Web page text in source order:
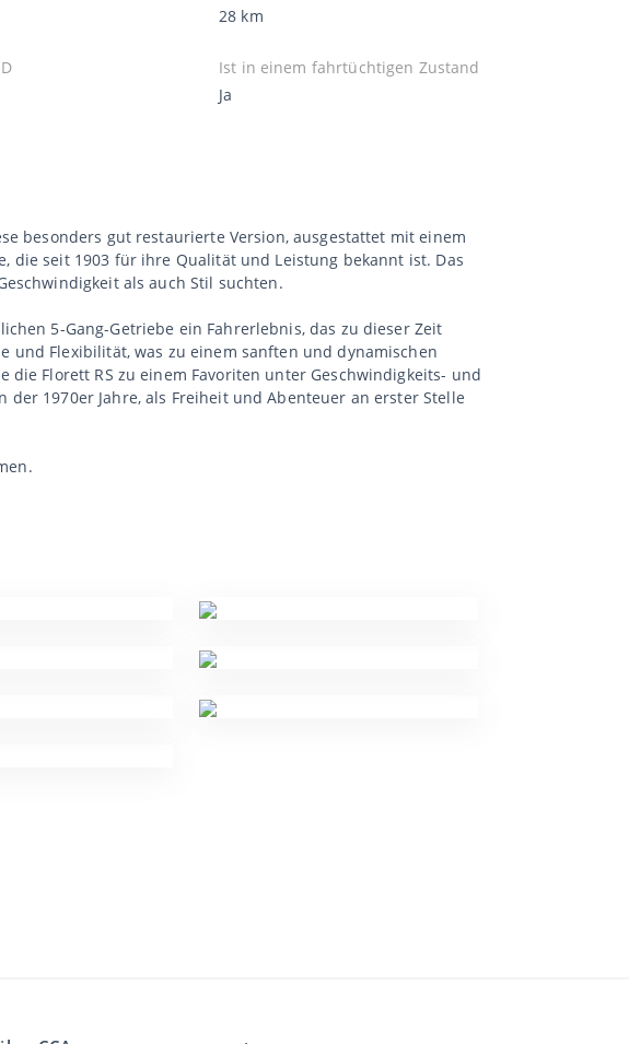
28 km
Ist in einem fahrtüchtigen Zustand
Ja
besonders gut restaurierte Version, ausgestattet mit einem
die seit 1903 für ihre Qualität und Leistung bekannt ist. Das
als auch Stil suchten.
5-Gang-Getriebe ein Fahrerlebnis, das zu dieser Zeit
und Flexibilität, was zu einem sanften und dynamischen
Florett RS zu einem Favoriten unter Geschwindigkeits- und
1970er Jahre, als Freiheit und Abenteuer an erster Stelle